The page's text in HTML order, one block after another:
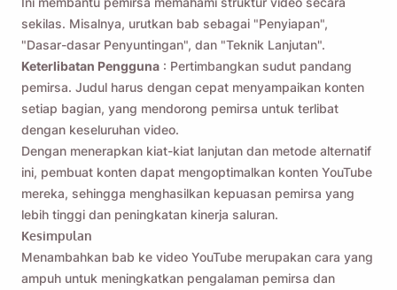
sekilas. Misalnya, urutkan bab sebagai "Penyiapan",
"Dasar-dasar Penyuntingan", dan "Teknik Lanjutan".
Keterlibatan Pengguna : Pertimbangkan sudut pandang
pemirsa. Judul harus dengan cepat menyampaikan konten
setiap bagian, yang mendorong pemirsa untuk terlibat
dengan keseluruhan video.
Dengan menerapkan kiat-kiat lanjutan dan metode alternatif
ini, pembuat konten dapat mengoptimalkan konten YouTube
mereka, sehingga menghasilkan kepuasan pemirsa yang
lebih tinggi dan peningkatan kinerja saluran.
Kesimpulan
Menambahkan bab ke video YouTube merupakan cara yang
ampuh untuk meningkatkan pengalaman pemirsa dan